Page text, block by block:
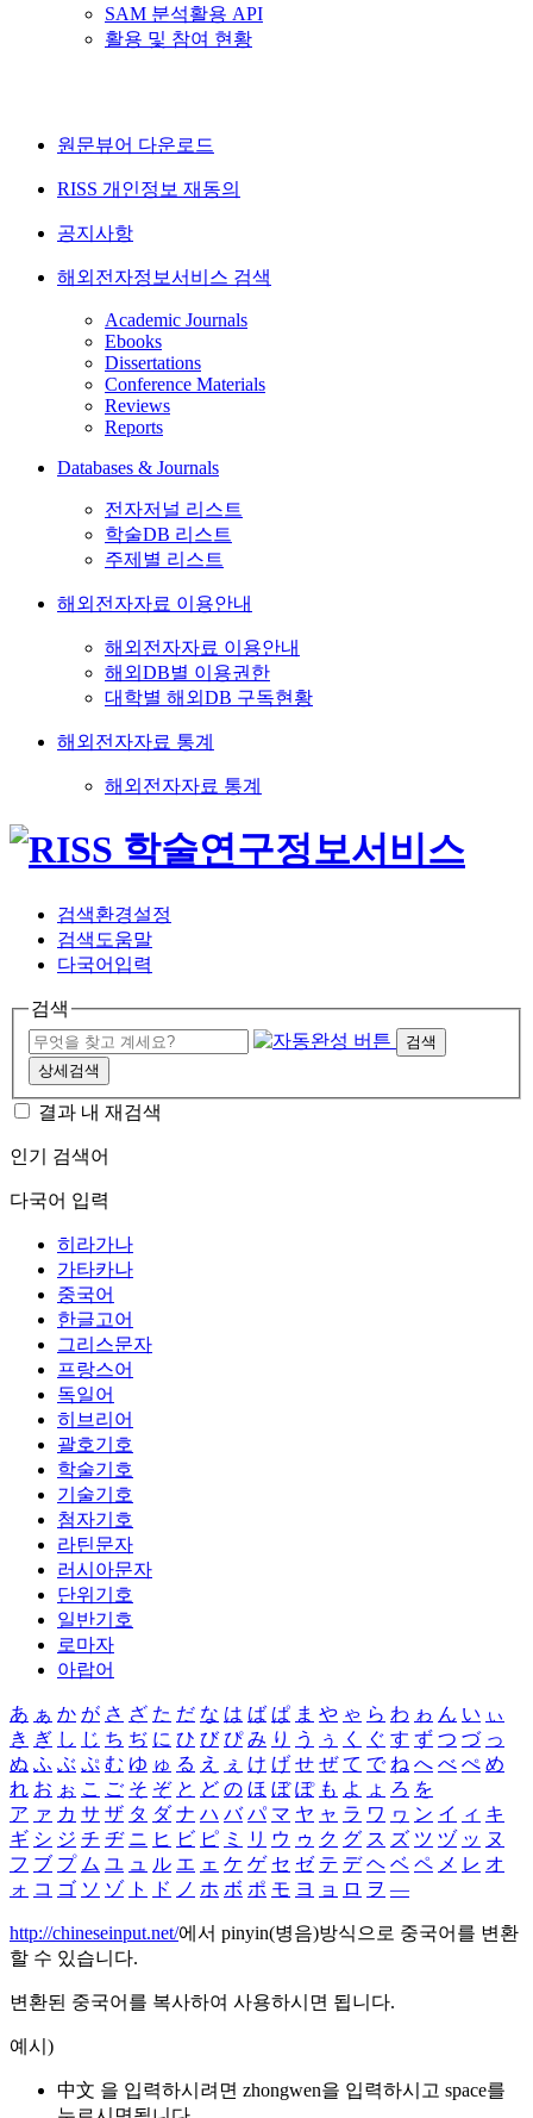
SAM 분석활용 API
활용 및 참여 현황
원문뷰어 다운로드
RISS 개인정보 재동의
공지사항
해외전자정보서비스 검색
Academic Journals
Ebooks
Dissertations
Conference Materials
Reviews
Reports
Databases & Journals
전자저널 리스트
학술DB 리스트
주제별 리스트
해외전자자료 이용안내
해외전자자료 이용안내
해외DB별 이용권한
대학별 해외DB 구독현황
해외전자자료 통계
해외전자자료 통계
검색환경설정
검색도움말
다국어입력
검색
검색
상세검색
결과 내 재검색
인기 검색어
다국어 입력
히라가나
가타카나
중국어
한글고어
그리스문자
프랑스어
독일어
히브리어
괄호기호
학술기호
기술기호
첨자기호
라틴문자
러시아문자
단위기호
일반기호
로마자
아랍어
あ ぁ か が さ ざ た だ な は ば ぱ ま や ゃ ら わ ゎ ん い ぃ
き ぎ し じ ち ぢ に ひ び ぴ み り う ぅ く ぐ す ず つ づ っ
ぬ ふ ぶ ぷ む ゆ ゅ る え ぇ け げ せ ぜ て で ね へ べ ぺ め
れ お ぉ こ ご そ ぞ と ど の ほ ぼ ぽ も よ ょ ろ を
ア ァ カ サ ザ タ ダ ナ ハ バ パ マ ヤ ャ ラ ワ ヮ ン イ ィ キ
ギ シ ジ チ ヂ ニ ヒ ビ ピ ミ リ ウ ゥ ク グ ス ズ ツ ヅ ッ ヌ
フ ブ プ ム ユ ュ ル エ ェ ケ ゲ セ ゼ テ デ ヘ ベ ペ メ レ オ
ォ コ ゴ ソ ゾ ト ド ノ ホ ボ ポ モ ヨ ョ ロ ヲ ―
http://chineseinput.net/에서 pinyin(병음)방식으로 중국어를 변환
할 수 있습니다.
변환된 중국어를 복사하여 사용하시면 됩니다.
예시)
中文 을 입력하시려면 zhongwen을 입력하시고 space를